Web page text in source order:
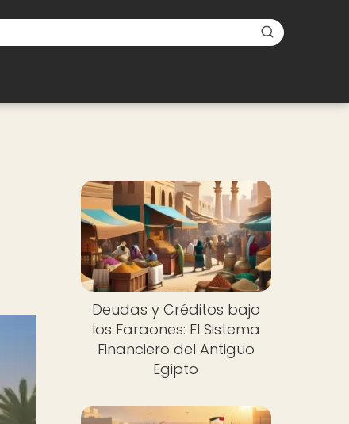
Deudas y Créditos bajo
los Faraones: El Sistema
Financiero del Antiguo
Egipto